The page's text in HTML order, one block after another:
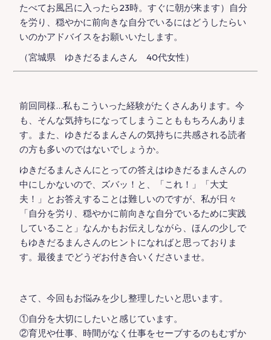
たべてお風呂に入ったら23時。すぐに朝が来ます）自分
を労り、穏やかに前向きな自分でいるにはどうしたらい
いのかアドバイスをお願いいたします。
（宮城県 ゆきだるまんさん 40代女性）
前回同様…私もこういった経験がたくさんあります。今
も、そんな気持ちになってしまうことももちろんありま
す。また、ゆきだるまんさんの気持ちに共感される読者
の方も多いのではないでしょうか。
ゆきだるまんさんにとっての答えはゆきだるまんさんの
中にしかないので、ズバッ！と、「これ！」「大丈
夫！」とお答えすることは難しいのですが、私が日々
「自分を労り、穏やかに前向きな自分でいるために実践
していること」なんかもお伝えしながら、ほんの少しで
もゆきだるまんさんのヒントになればと思っておりま
す。最後までどうぞお付き合いくださいませ。
さて、今回もお悩みを少し整理したいと思います。
①自分を大切にしたいと感じています。
②育児や仕事、時間がなく仕事をセーブするのもむずか